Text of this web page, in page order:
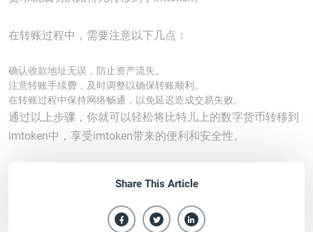
在转账过程中，需要注意以下几点：
确认收款地址无误，防止资产流失。
注意转账手续费，及时调整以确保转账顺利。
在转账过程中保持网络畅通，以免延迟造成交易失败。
通过以上步骤，你就可以轻松将比特儿上的数字货币转移到
imtoken中，享受imtoken带来的便利和安全性。
Share This Article